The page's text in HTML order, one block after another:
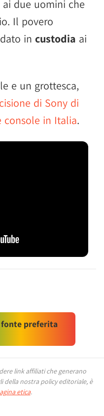
due uomini che
Il povero
in custodia ai
e un grottesca,
di Sony di
console in Italia.
fonte preferita
link affiliati che generano
della nostra policy editoriale, è
etica.